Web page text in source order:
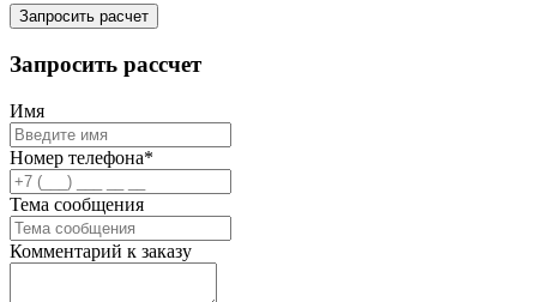
Запросить расчет
Запросить рассчет
Имя
Номер телефона*
Тема сообщения
Комментарий к заказу